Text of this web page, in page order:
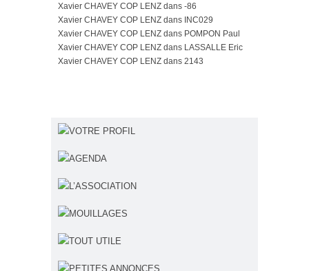
Xavier CHAVEY COP LENZ dans -86
Xavier CHAVEY COP LENZ dans INC029
Xavier CHAVEY COP LENZ dans POMPON Paul
Xavier CHAVEY COP LENZ dans LASSALLE Eric
Xavier CHAVEY COP LENZ dans 2143
VOTRE PROFIL
AGENDA
L’ASSOCIATION
MOUILLAGES
TOUT UTILE
PETITES ANNONCES